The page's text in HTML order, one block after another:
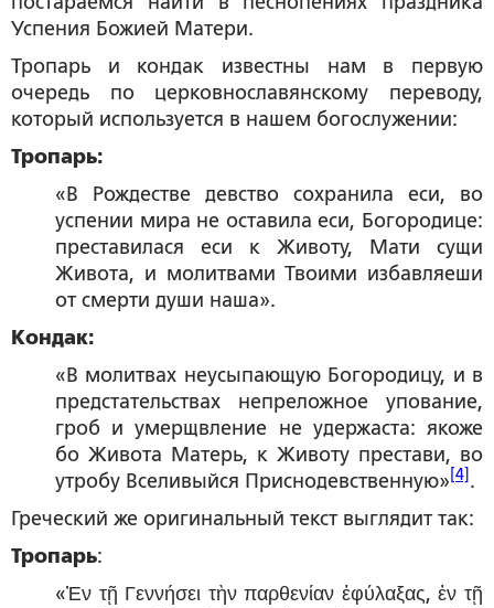
Успения Божией Матери.
Тропарь и кондак известны нам в первую
очередь по церковнославянскому переводу,
который используется в нашем богослужении:
Тропарь:
«В Рождестве девство сохранила еси, во
успении мира не оставила еси, Богородице:
преставилася еси к Животу, Мати сущи
Живота, и молитвами Твоими избавляеши
от смерти души наша».
Кондак:
«В молитвах неусыпающую Богородицу, и в
предстательствах непреложное упование,
гроб и умерщвление не удержаста: якоже
бо Живота Матерь, к Животу престави, во
утробу Вселивыйся Приснодевственную» [4] .
Греческий же оригинальный текст выглядит так:
Тропарь:
«Ἐν τῇ Γεννήσει τὴν παρθενίαν ἐφύλαξας, ἐν τῇ